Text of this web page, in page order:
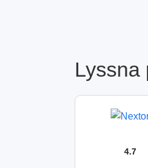
Lyssna
4.7